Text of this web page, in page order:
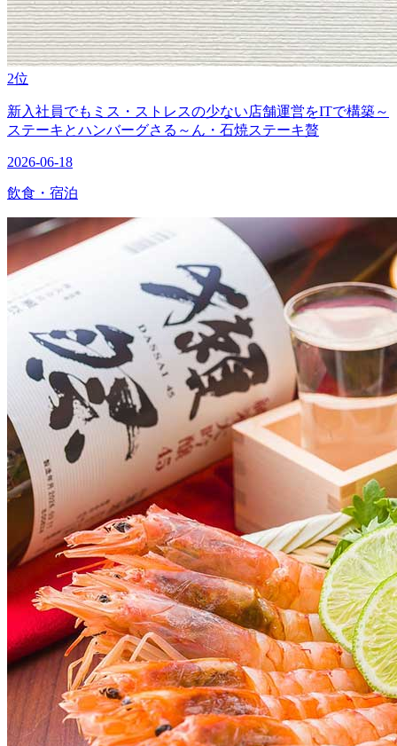
2位
新入社員でもミス・ストレスの少ない店舗運営をITで構築～
ステーキとハンバーグさる～ん・石焼ステーキ贅
2026-06-18
飲食・宿泊